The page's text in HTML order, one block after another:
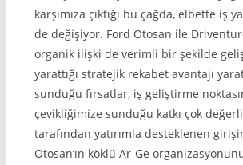
karşımıza çıktığı bu çağda, elbette iş
de değişiyor. Ford Otosan ile
organik ilişki de verimli bir şekilde
yarattığı stratejik rekabet avantajı
sunduğu fırsatlar, iş geliştirme
çevikliğimize sunduğu katkı çok
tarafından yatırımla desteklenen
Otosan’ın köklü Ar-Ge